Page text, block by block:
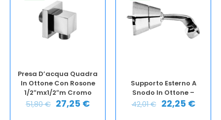
Presa D’acqua Quadra
In Ottone Con Rosone
1/2″mx1/2″m Cromo
51,80€ 27,25 €
Supporto Esterno A
Snodo In Ottone –
42,01€ 22,25 €